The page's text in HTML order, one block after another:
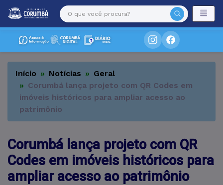
Início Notícias
Geral
Corumbá lança projeto com QR Codes em
imóveis históricos para ampliar acesso ao
patrimônio
Corumbá lança projeto com QR
Codes em imóveis históricos para
ampliar acesso ao patrimônio